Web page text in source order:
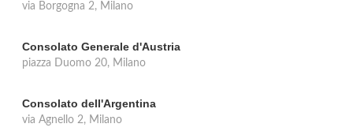
via Borgogna 2, Milano
Consolato Generale d'Austria
piazza Duomo 20, Milano
Consolato dell'Argentina
via Agnello 2, Milano